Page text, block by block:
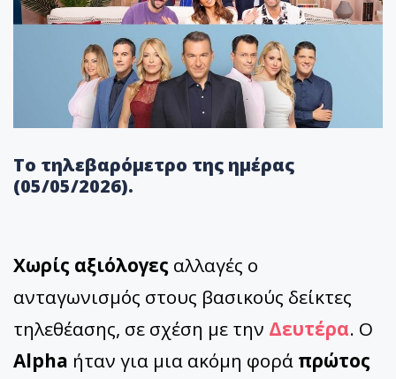
Το τηλεβαρόμετρο της ημέρας
(05/05/2026).
Χωρίς αξιόλογες αλλαγές ο
ανταγωνισμός στους βασικούς δείκτες
τηλεθέασης, σε σχέση με την Δευτέρα. Ο
Alpha ήταν για μια ακόμη φορά πρώτος